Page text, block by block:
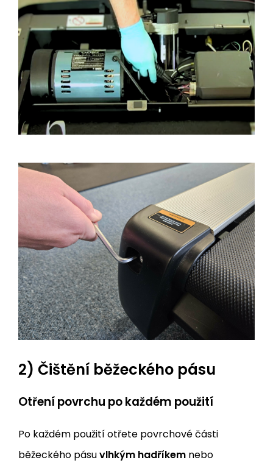
2) Čištění běžeckého pásu
Otření povrchu po každém použití
Po každém použití otřete povrchové části
běžeckého pásuvlhkým hadříkem nebo